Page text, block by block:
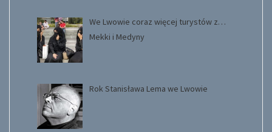
We Lwowie coraz więcej turystów z…
Mekki i Medyny
Rok Stanisława Lema we Lwowie